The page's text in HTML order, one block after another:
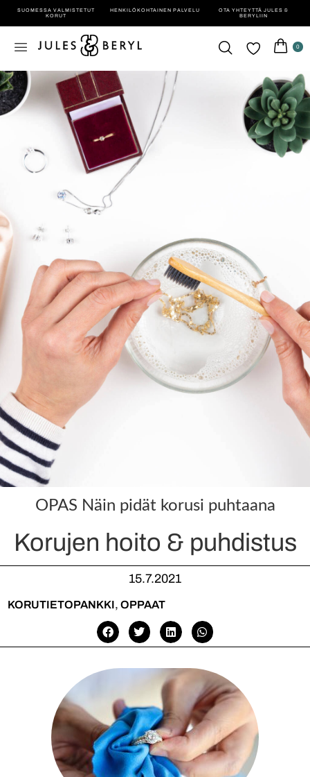
SUOMESSA VALMISTETUT
KORUT
HENKILÖ­KOHTAINEN PALVELU
OTA YHTEYTTÄ JULES &
BERYLIIN
0
OPAS Näin pidät korusi puhtaana
Korujen hoito & puhdistus
15.7.2021
KORUTIETOPANKKI, OPPAAT